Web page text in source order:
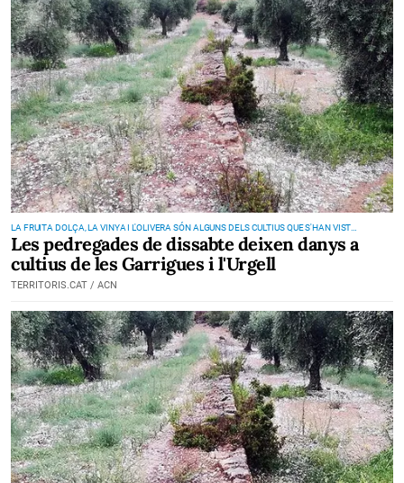
LA FRUITA DOLÇA, LA VINYA I L'OLIVERA SÓN ALGUNS DELS CULTIUS QUE S'HAN VIST
AFECTATS
Les pedregades de dissabte deixen danys a
cultius de les Garrigues i l'Urgell
TERRITORIS.CAT / ACN